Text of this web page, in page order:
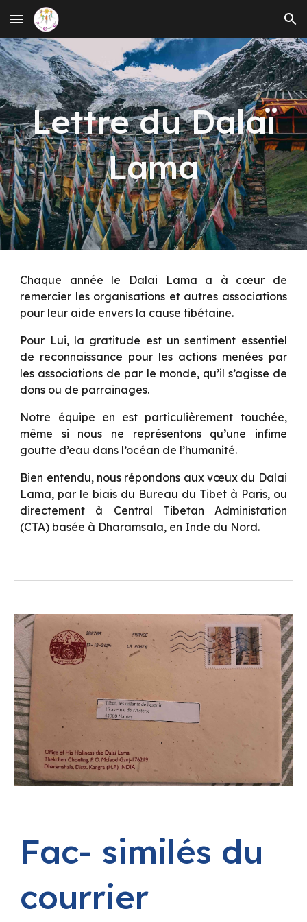
Skip to main content Skip to navigation
Lettre du Dalaï
Lama
Chaque année le Dalai Lama a à cœur de
remercier les organisations et autres associations
pour leur aide envers la cause tibétaine.
Pour Lui, la gratitude est un sentiment essentiel
de reconnaissance pour les actions menées par
les associations de par le monde, qu’il s’agisse de
dons ou de parrainages.
Notre équipe en est particulièrement touchée,
même si nous ne représentons qu’une infime
goutte d’eau dans l’océan de l’humanité.
Bien entendu, nous répondons aux vœux du Dalai
Lama, par le biais du Bureau du Tibet à Paris, ou
directement à Central Tibetan Administation
(CTA) basée à Dharamsala, en Inde du Nord.
Fac- similés du
courrier